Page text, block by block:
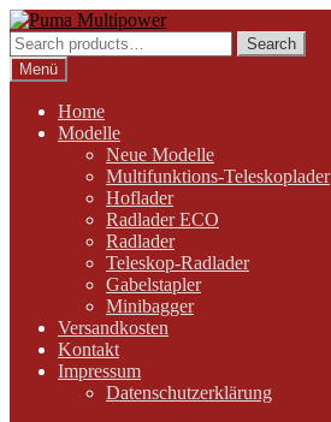
Zur
Navigation
springen
Zum
Inhalt
springen
Search
for:
Search
Menü
Home
Modelle
Neue Modelle
Multifunktions-Teleskoplader
Hoflader
Radlader ECO
Radlader
Teleskop-Radlader
Gabelstapler
Minibagger
Versandkosten
Kontakt
Impressum
Datenschutzerklärung